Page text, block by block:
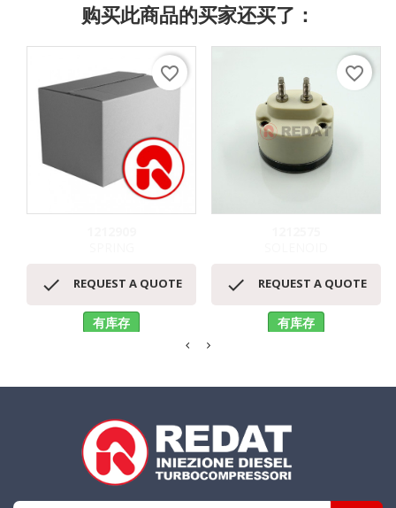
购买此商品的买家还买了：
 REQUEST A QUOTE
有库存
favorite_border
 REQUEST A QUOTE
有库存
favorite_border